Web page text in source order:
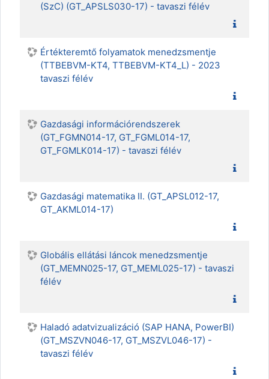
(SzC) (GT_APSLS030-17) - tavaszi félév
Értékteremtő folyamatok menedzsmentje
(TTBEBVM-KT4, TTBEBVM-KT4_L) - 2023
tavaszi félév
Gazdasági információrendszerek
(GT_FGMN014-17, GT_FGML014-17,
GT_FGMLK014-17) - tavaszi félév
Gazdasági matematika II. (GT_APSL012-17,
GT_AKML014-17)
Globális ellátási láncok menedzsmentje
(GT_MEMN025-17, GT_MEML025-17) - tavaszi
félév
Haladó adatvizualizáció (SAP HANA, PowerBI)
(GT_MSZVN046-17, GT_MSZVL046-17) -
tavaszi félév